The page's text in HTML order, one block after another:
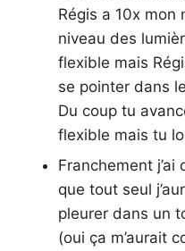
Régis a 10x mon
niveau des
flexible mais
se pointer dans
Du coup tu
flexible mais tu
Franchement
que tout seul
pleurer dans un
(oui ça m’aurait